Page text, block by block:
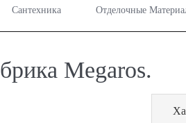
Сантехника Отделочные
Megaros.